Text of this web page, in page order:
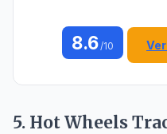
8.6 /10
5. Hot Wheels